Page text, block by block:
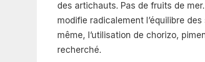
des artichauts. Pas de fruits de
modifie radicalement l’équilibre
même, l’utilisation de chorizo,
recherché.